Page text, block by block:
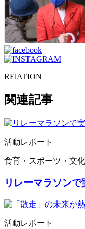
RElATION
関連記事
活動レポート
食育・スポーツ・文
リレーマラソン
活動レポート